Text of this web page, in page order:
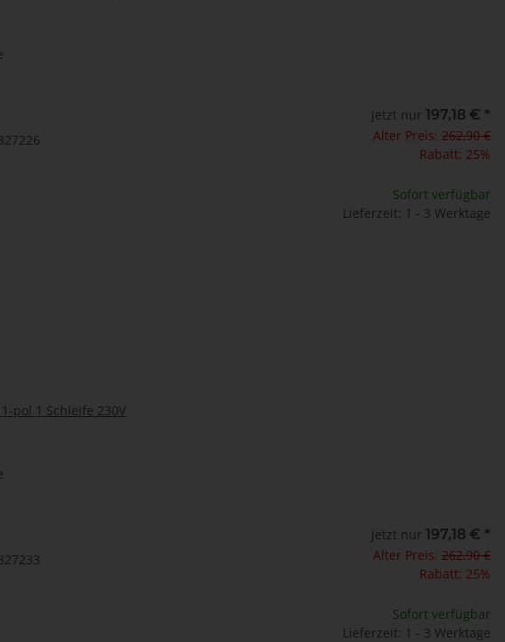
jetzt nur 197,18 € *
Alter Preis: 262,90 €
Rabatt: 25%
Sofort verfügbar
Lieferzeit: 1 - 3 Werktage
pol 1 Schleife 230V
jetzt nur 197,18 € *
Alter Preis: 262,90 €
Rabatt: 25%
Sofort verfügbar
Lieferzeit: 1 - 3 Werktage